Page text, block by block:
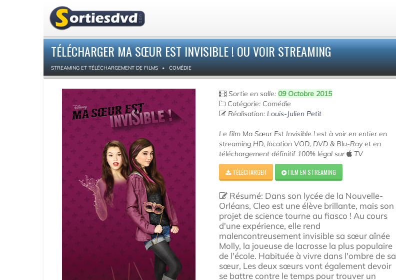
TÉLÉCHARGER MA SŒUR EST INVISIBLE ! OU VOIR STREAMING
STREAMING ET TÉLÉCHARGEMENT DE FILMS COMÉDIE
Sortie en salle:09 Octobre 2015
Catégorie: Comédie
Réalisation: Louis-Julien Petit
Le film Ma Sœur Est Invisible ! est à voir en entier en
streaming HD, location VOD, DVD & Blu-Ray et en
téléchargement définitif 100% légal sur
TV
TÉLÉCHARGER FILM EN STREAMING
Résumé: Dans son lycée de la Nouvelle-
Orléans, Cleo est une élève brillante, mais son
projet de science tourne au fiasco ! Au cours
d'une expérience, elle rend
malencontreusement invisible sa sœur aînée
Molly, la joueuse de lacrosse la plus populaire
de l'école. Habituée à vivre dans l'ombre de sa
sœur, Les deux sœurs vont également devoir
se battre contre le temps pour trouver un